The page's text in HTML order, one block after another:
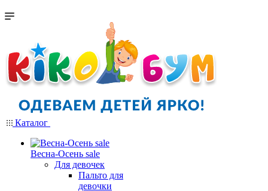
Каталог
Весна-Осень sale
Для девочек
Пальто для
девочки